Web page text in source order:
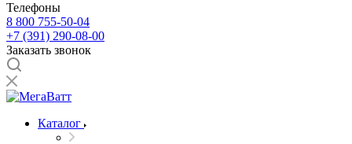
Телефоны
8 800 755-50-04
+7 (391) 290-08-00
Заказать звонок
Каталог